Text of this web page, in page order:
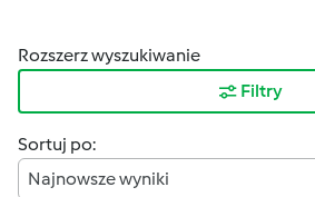
Rozszerz wyszukiwanie
Filtry
Sortuj po:
Najnowsze wyniki